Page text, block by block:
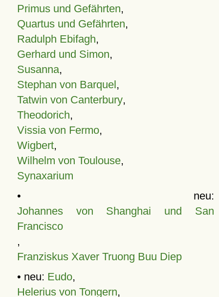
Primus und Gefährten,
Quartus und Gefährten,
Radulph Ebifagh,
Gerhard und Simon,
Susanna,
Stephan von Barquel,
Tatwin von Canterbury,
Theodorich,
Vissia von Fermo,
Wigbert,
Wilhelm von Toulouse,
Synaxarium
• neu:
Johannes von Shanghai und San
Francisco
,
Franziskus Xaver Truong Buu Diep
• neu: Eudo,
Helerius von Tongern,